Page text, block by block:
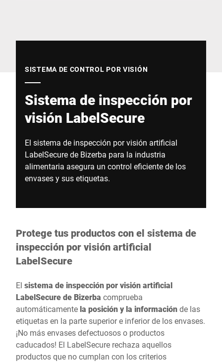
SISTEMA DE CONTROL POR VISIÓN
Sistema de inspección por
visión LabelSecure
El sistema de inspección por visión artificial
LabelSecure de Bizerba para la industria
alimentaria asegura un control eficiente de los
envases y sus etiquetas.
Protege tus productos con el sistema de
inspección por visión artificial
LabelSecure
El sistema de inspección por visión artificial
LabelSecure de Bizerba comprueba
automáticamente la posición y la informaciónde las
etiquetas en la parte superior e inferior de los envases.
¡No más envases defectuosos o productos
caducados! El LabelSecure rechaza aquellos
productos que no cumplan con los criterios